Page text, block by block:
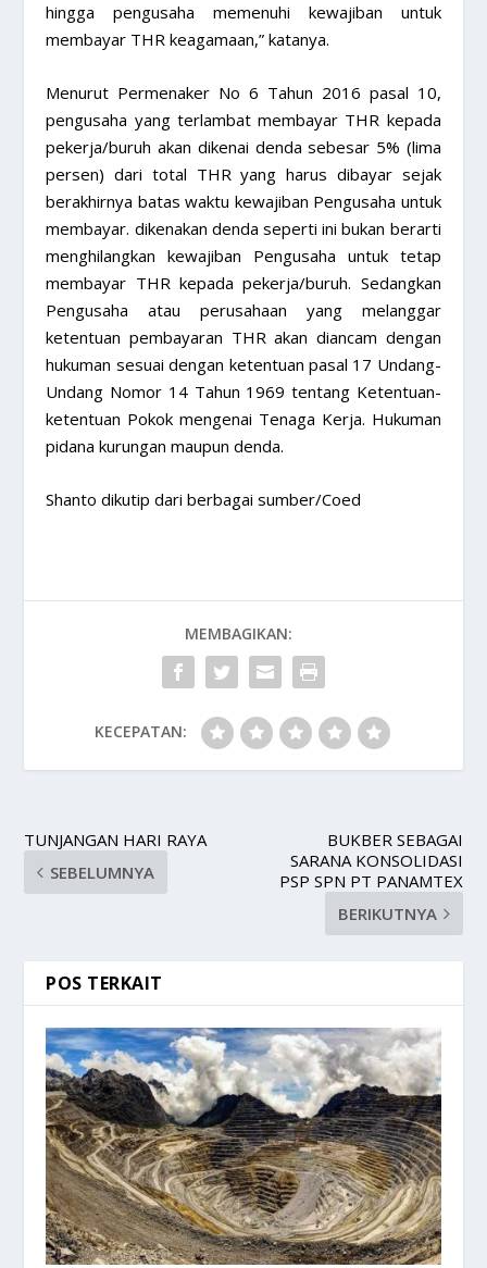
hingga pengusaha memenuhi kewajiban untuk
membayar THR keagamaan,” katanya.
Menurut Permenaker No 6 Tahun 2016 pasal 10,
pengusaha yang terlambat membayar THR kepada
pekerja/buruh akan dikenai denda sebesar 5% (lima
persen) dari total THR yang harus dibayar sejak
berakhirnya batas waktu kewajiban Pengusaha untuk
membayar. dikenakan denda seperti ini bukan berarti
menghilangkan kewajiban Pengusaha untuk tetap
membayar THR kepada pekerja/buruh. Sedangkan
Pengusaha atau perusahaan yang melanggar
ketentuan pembayaran THR akan diancam dengan
hukuman sesuai dengan ketentuan pasal 17 Undang-
Undang Nomor 14 Tahun 1969 tentang Ketentuan-
ketentuan Pokok mengenai Tenaga Kerja. Hukuman
pidana kurungan maupun denda.
Shanto dikutip dari berbagai sumber/Coed
MEMBAGIKAN:
KECEPATAN:
TUNJANGAN HARI RAYA
SEBELUMNYA
BUKBER SEBAGAI
SARANA KONSOLIDASI
PSP SPN PT PANAMTEX
BERIKUTNYA
POS TERKAIT